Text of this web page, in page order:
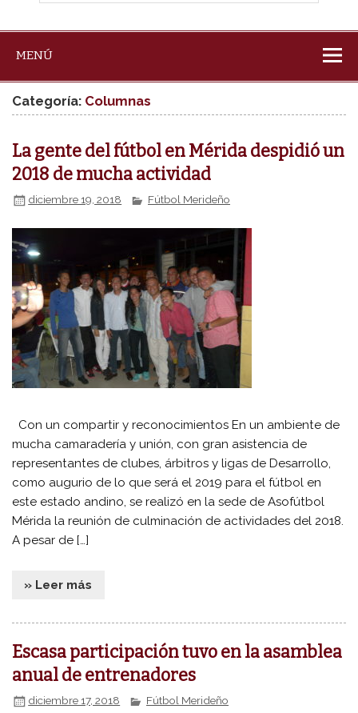
MENÚ
Categoría: Columnas
La gente del fútbol en Mérida despidió un
2018 de mucha actividad
diciembre 19, 2018 Fútbol Merideño
Con un compartir y reconocimientos En un ambiente de
mucha camaradería y unión, con gran asistencia de
representantes de clubes, árbitros y ligas de Desarrollo,
como augurio de lo que será el 2019 para el fútbol en
este estado andino, se realizó en la sede de Asofútbol
Mérida la reunión de culminación de actividades del 2018.
A pesar de […]
» Leer más
Escasa participación tuvo en la asamblea
anual de entrenadores
diciembre 17, 2018 Fútbol Merideño